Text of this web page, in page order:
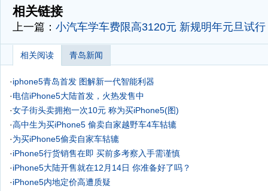
相关链接
上一篇： 小汽车学车费限高3120元 新规明年元旦试行
相关阅读 青岛新闻
·iphone5青岛首发 图解新一代智能利器
·电信iPhone5大陆首发，火热发售中
·女子街头卖拥抱一次10元 称为买iPhone5(图)
·高中生为买iPhone5 偷卖自家越野车4车轱辘
·为买iPhone5偷卖自家车轱辘
·iPhone5行货销售在即 买前多考察入手需谨慎
·iPhone5大陆开售就在12月14日 你准备好了吗？
·iPhone5内地定价高遭质疑